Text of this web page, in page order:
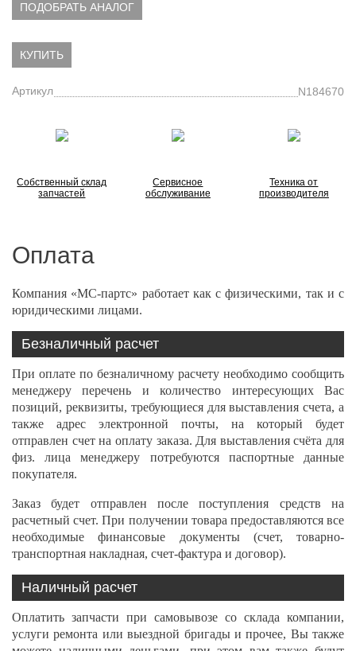
ПОДОБРАТЬ АНАЛОГ
КУПИТЬ
Артикул N184670
Собственный склад
запчастей
Сервисное
обслуживание
Техника от
производителя
Оплата
Компания «МС-партс» работает как с физическими, так и с
юридическими лицами.
Безналичный расчет
При оплате по безналичному расчету необходимо сообщить
менеджеру перечень и количество интересующих Вас
позиций, реквизиты, требующиеся для выставления счета, а
также адрес электронной почты, на который будет
отправлен счет на оплату заказа. Для выставления счёта для
физ. лица менеджеру потребуются паспортные данные
покупателя.
Заказ будет отправлен после поступления средств на
расчетный счет. При получении товара предоставляются все
необходимые финансовые документы (счет, товарно-
транспортная накладная, счет-фактура и договор).
Наличный расчет
Оплатить запчасти при самовывозе со склада компании,
услуги ремонта или выездной бригады и прочее, Вы также